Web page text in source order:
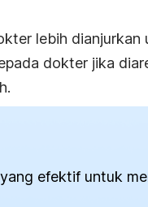
lebih dianjurkan
dokter jika
efektif untuk